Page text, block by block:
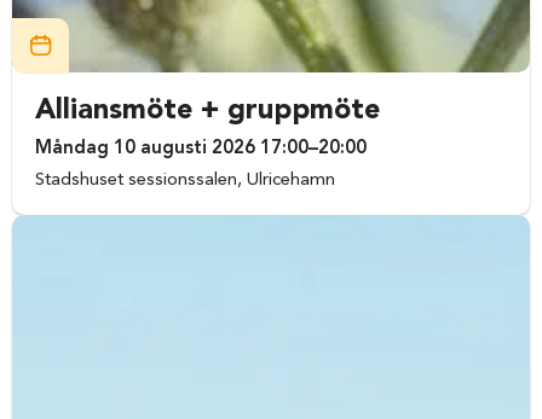
Alliansmöte + gruppmöte
Måndag 10 augusti 2026 17:00–20:00
Stadshuset sessionssalen, Ulricehamn